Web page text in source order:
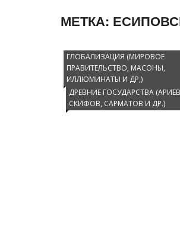
МЕТКА:
ГЛОБАЛИЗАЦИЯ (МИРОВОЕ
ПРАВИТЕЛЬСТВО, МАСОНЫ,
ИЛЛЮМИНАТЫ И ДР,)
ДРЕВНИЕ ГОСУДАРСТВА
СКИФОВ, САРМАТОВ И ДР.)